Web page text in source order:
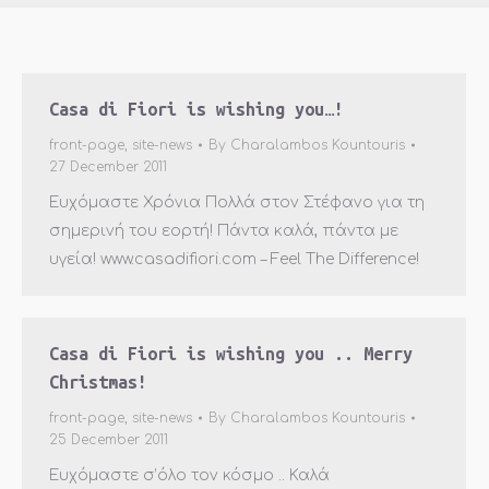
Casa di Fiori is wishing you…!
front-page, site-news By Charalambos Kountouris
27 December 2011
Ευχόμαστε Χρόνια Πολλά στον Στέφανο για τη
σημερινή του εορτή! Πάντα καλά, πάντα με
υγεία! www.casadifiori.com – Feel The Difference!
Casa di Fiori is wishing you .. Merry
Christmas!
front-page, site-news By Charalambos Kountouris
25 December 2011
Ευχόμαστε σ’όλο τον κόσμο .. Καλά